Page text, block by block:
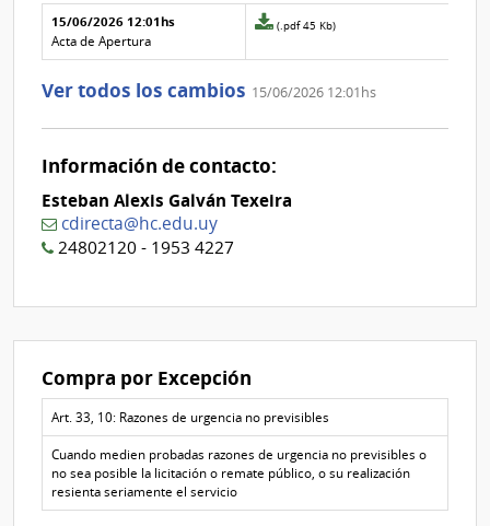
Aclaraciones del llamado
Fecha y
texto de
la
Archivo
de la
15/06/2026 12:01hs
Acta de Apertura
Archivo
de
aclaración
0
(.pdf 45 Kb)
Ver todos los cambios 15/06/2026 12:01hs
Información de contacto:
Esteban Alexis Galván Texeira
cdirecta@hc.edu.uy
24802120 - 1953 4227
Compra por Excepción
Art. 33, 10: Razones de urgencia no previsibles
Cuando medien probadas razones de urgencia no previsibles o
no sea posible la licitación o remate público, o su realización
resienta seriamente el servicio